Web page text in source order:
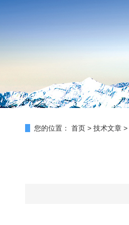
您的位置： 首页 > 技术文章 >